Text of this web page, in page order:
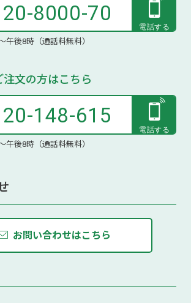
8000-70
午後8時（通話料無料）
文の方はこちら
148-615
午後8時（通話料無料）
お問い合わせはこちら